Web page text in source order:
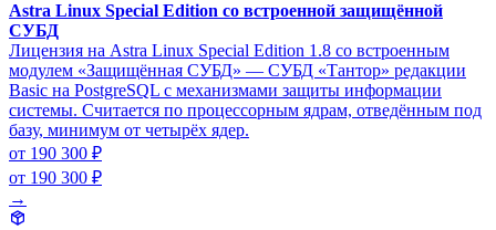
Astra Linux Special Edition со встроенной защищённой
СУБД
Лицензия на Astra Linux Special Edition 1.8 со встроенным
модулем «Защищённая СУБД» — СУБД «Тантор» редакции
Basic на PostgreSQL с механизмами защиты информации
системы. Считается по процессорным ядрам, отведённым под
базу, минимум от четырёх ядер.
от 190 300 ₽
от 190 300 ₽
→